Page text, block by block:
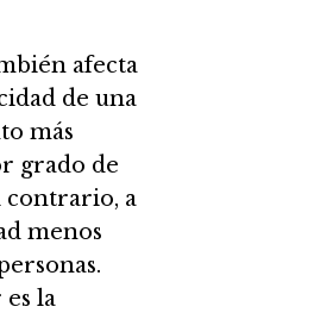
afecta
de una
más
grado de
contrario, a
menos
la